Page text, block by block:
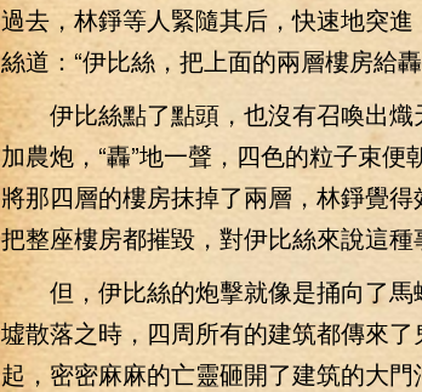
過去，林錚等人緊隨其后，快速地突
絲道：“伊比絲，把上面的兩層樓房給
伊比絲點了點頭，也沒有召喚出熾
加農炮，“轟”地一聲，四色的粒子束
將那四層的樓房抹掉了兩層，林錚覺
把整座樓房都摧毀，對伊比絲來說這種
但，伊比絲的炮擊就像是捅向了馬
墟散落之時，四周所有的建筑都傳來
起，密密麻麻的亡靈砸開了建筑的大